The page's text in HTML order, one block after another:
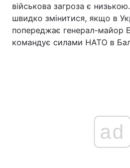
військова загроза є
швидко змінитися, якщо в
попереджає генерал-майор
командує силами НАТО в
ad